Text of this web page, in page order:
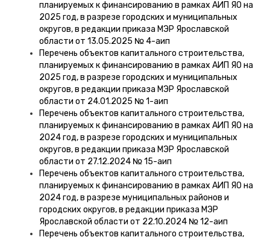
планируемых к финансированию в рамках АИП ЯО на
2025 год, в разрезе городских и муниципальных
округов, в редакции приказа МЭР Ярославской
области от 13.05.2025 № 4-аип
Перечень объектов капитального строительства,
планируемых к финансированию в рамках АИП ЯО на
2025 год, в разрезе городских и муниципальных
округов, в редакции приказа МЭР Ярославской
области от 24.01.2025 № 1-аип
Перечень объектов капитального строительства,
планируемых к финансированию в рамках АИП ЯО на
2024 год, в разрезе городских и муниципальных
округов, в редакции приказа МЭР Ярославской
области от 27.12.2024 № 15-аип
Перечень объектов капитального строительства,
планируемых к финансированию в рамках АИП ЯО на
2024 год, в разрезе муниципальных районов и
городских округов, в редакции приказа МЭР
Ярославской области от 22.10.2024 № 12-аип
Перечень объектов капитального строительства,